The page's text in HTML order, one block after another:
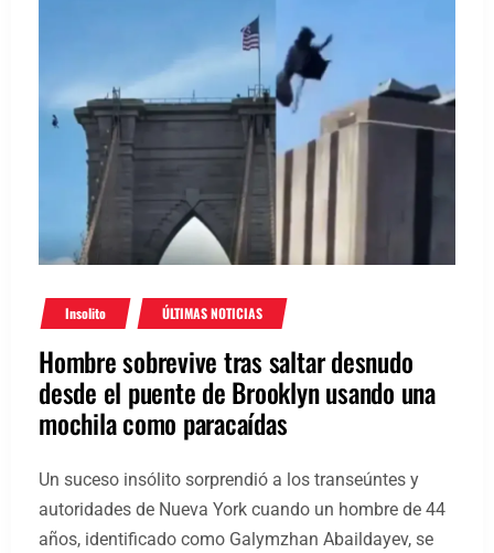
Insolito ÚLTIMAS NOTICIAS
Hombre sobrevive tras saltar desnudo
desde el puente de Brooklyn usando una
mochila como paracaídas
Un suceso insólito sorprendió a los transeúntes y
autoridades de Nueva York cuando un hombre de 44
años, identificado como Galymzhan Abaildayev, se